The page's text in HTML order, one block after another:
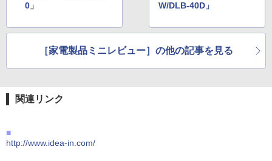
0」
W/DLB-40D」
［家電製品ミニレビュー］の他の記事を見る
関連リンク
■
http://www.idea-in.com/